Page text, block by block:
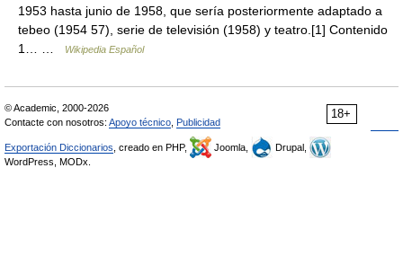
1953 hasta junio de 1958, que sería posteriormente adaptado a
tebeo (1954 57), serie de televisión (1958) y teatro.[1] Contenido
1… …
Wikipedia Español
18+
© Academic, 2000-2026
Contacte con nosotros: Apoyo técnico Publicidad
Exportación Diccionarios , creado en PHP, Joomla,
Drupal,
WordPress, MODx.